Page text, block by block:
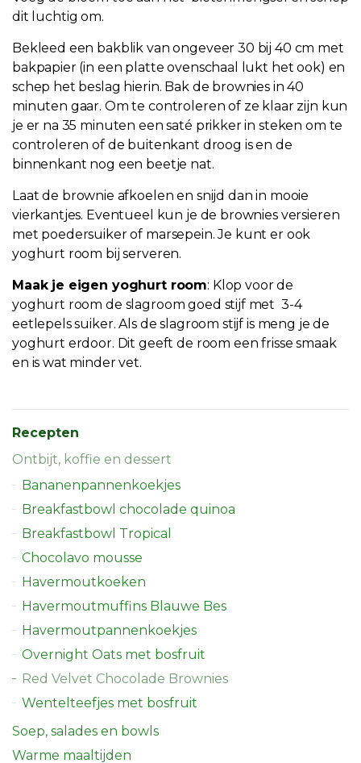
dit luchtig om.
Bekleed een bakblik van ongeveer 30 bij 40 cm met
bakpapier (in een platte ovenschaal lukt het ook) en
schep het beslag hierin. Bak de brownies in 40
minuten gaar. Om te controleren of ze klaar zijn kun
je er na 35 minuten een saté prikker in steken om te
controleren of de buitenkant droog is en de
binnenkant nog een beetje nat.
Laat de brownie afkoelen en snijd dan in mooie
vierkantjes. Eventueel kun je de browniesversieren
met poedersuiker of marsepein. Je kunt er ook
yoghurt room bij serveren.
Maak je eigen yoghurt room: Klop voor de
yoghurt room de slagroom goed stijf met 3-4
eetlepels suiker. Als de slagroom stijf is meng je de
yoghurt erdoor. Dit geeft de room een frisse smaak
en is wat minder vet.
Recepten
Ontbijt, koffie en dessert
Bananenpannenkoekjes
Breakfastbowl chocolade quinoa
Breakfastbowl Tropical
Chocolavo mousse
Havermoutkoeken
Havermoutmuffins Blauwe Bes
Havermoutpannenkoekjes
Overnight Oats met bosfruit
Red Velvet Chocolade Brownies
Wentelteefjes met bosfruit
Soep, salades en bowls
Warme maaltijden